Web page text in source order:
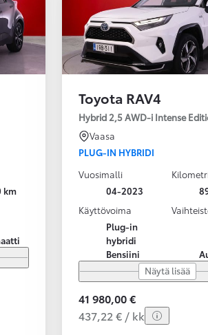
rahoitus ja Toyota
km
Toyota RAV4
Hybrid 2,5 AWD-i Intense
Vaasa
PLUG-IN HYBRIDI
Vuosimalli
04-2023
Käyttövoima
Plug-in
hybridi
Bensiini
Näytä lisää
41 980,00 €
437,22 € / kk